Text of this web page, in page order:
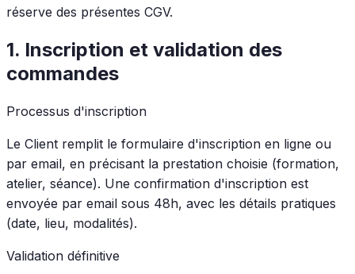
réserve des présentes CGV.
1. Inscription et validation des
commandes
Processus d'inscription
Le Client remplit le formulaire d'inscription en ligne ou
par email, en précisant la prestation choisie (formation,
atelier, séance). Une confirmation d'inscription est
envoyée par email sous 48h, avec les détails pratiques
(date, lieu, modalités).
Validation définitive